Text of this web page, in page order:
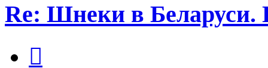
Re: Шнеки в Беларуси.